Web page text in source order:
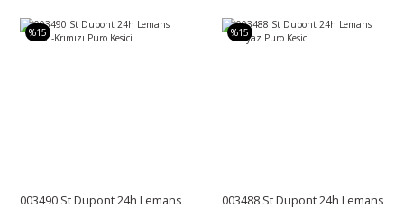
%15
003490 St Dupont 24h Lemans
%15
003488 St Dupont 24h Lemans